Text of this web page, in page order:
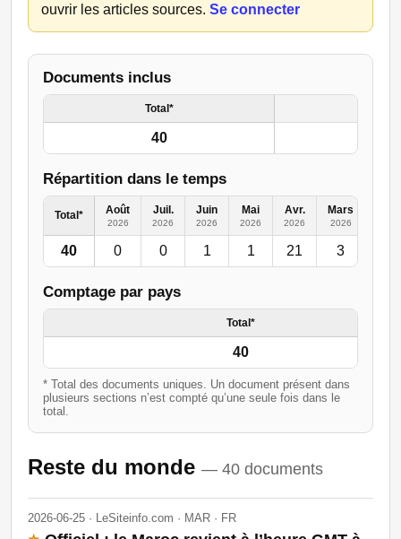
ouvrir les articles sources. Se connecter
Documents inclus
Total*
40
Répartition dans le temps
Total* Août
2026
Juil.
2026
Juin
2026
Mai
2026
Avr.
2026
Mars
2026
40 0 0 1 1 21 3
Comptage par pays
Total*
40
* Total des documents uniques. Un document présent dans
plusieurs sections n’est compté qu’une seule fois dans le
total.
Reste du monde — 40 documents
2026-06-25 · LeSiteinfo.com · MAR · FR